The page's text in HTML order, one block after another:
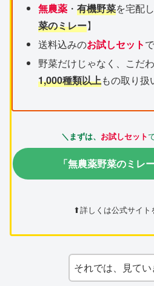
無農薬・ 有機野菜を宅配
菜のミレー】
送料込みのお試しセット
野菜だけじゃなく、こだ
1,000種類以上もの取り扱
＼まずは、 お試しセット
「無農薬野菜のミレ
⬆詳しくは公式サイト
それでは、見てい